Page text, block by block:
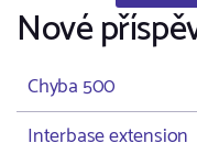
Nové
Chyba 500
Interbase extension